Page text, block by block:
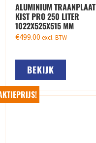
ALUMINIUM TRAANPLAAT
KIST PRO 250 LITER
1022X525X515 MM
€499.00 excl. BTW
BEKIJK